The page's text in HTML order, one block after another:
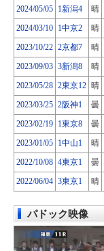
2024/05/05 1新潟4 晴
2024/03/10 1中京2 晴
2023/10/22 2京都7 晴
2023/09/03 3新潟8 晴
2023/05/28 2東京12 晴
2023/03/25 2阪神1 曇
2023/02/19 1東京8 曇
2023/01/05 1中山1 晴
2022/10/08 4東京1 曇
2022/06/04 3東京1 晴
パドック映像